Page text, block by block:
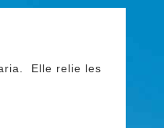
Elle relie les